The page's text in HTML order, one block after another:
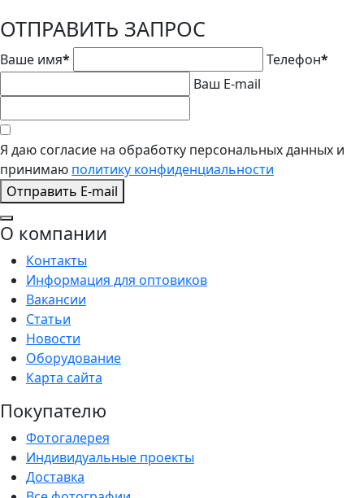
ОТПРАВИТЬ ЗАПРОС
Ваше имя* Телефон*
Ваш E-mail
Я даю согласие на обработку персональных данных и
принимаю политику конфиденциальности
Отправить E-mail
О компании
Контакты
Информация для оптовиков
Вакансии
Статьи
Новости
Оборудование
Карта сайта
Покупателю
Фотогалерея
Индивидуальные проекты
Доставка